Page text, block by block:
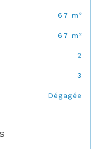
67 m²
67 m²
2
3
Dégagée